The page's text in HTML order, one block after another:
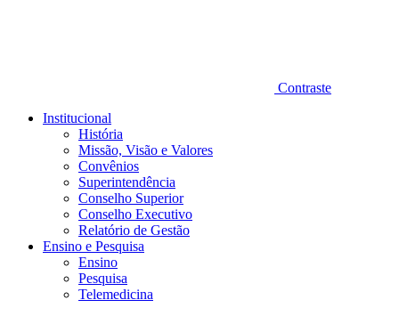
Contraste
Institucional
História
Missão, Visão e Valores
Convênios
Superintendência
Conselho Superior
Conselho Executivo
Relatório de Gestão
Ensino e Pesquisa
Ensino
Pesquisa
Telemedicina